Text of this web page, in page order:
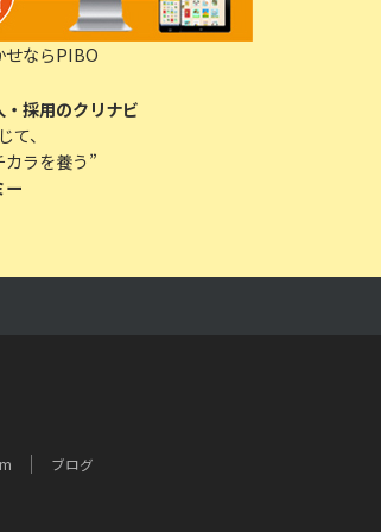
せならPIBO
採用のクリナビ
て、
ラを養う”
ー
ブログ